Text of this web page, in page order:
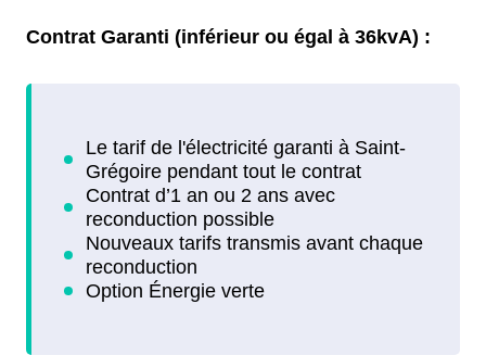
Contrat Garanti (inférieur ou égal à 36kvA) :